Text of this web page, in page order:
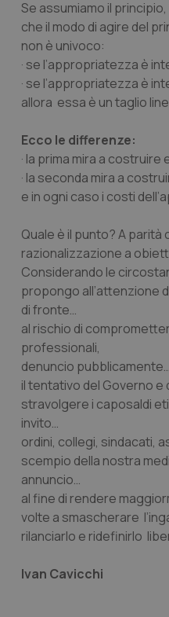
Se assumiamo il principio,
che il modo di agire del
non è univoco:
· se l’appropriatezza è
· se l’appropriatezza è
allora essa è un taglio
Ecco le differenze:
· la prima mira a
· la seconda mira a
e in ogni caso i costi
Quale è il punto? A
razionalizzazione a
Considerando le
propongo all’attenzione
di fronte…
al rischio di
professionali,
denuncio pubblicamente…
il tentativo del Governo e
stravolgere i caposaldi
invito…
ordini, collegi, sindacati,
scempio della nostra
annuncio…
al fine di rendere
volte a smascherare
rilanciarlo e ridefinirlo
Ivan Cavicchi